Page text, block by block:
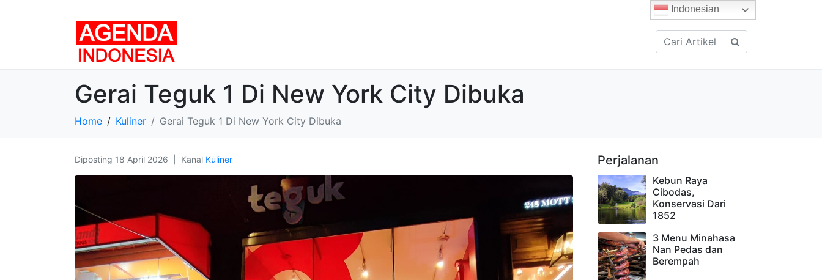
Gerai Teguk 1 Di New York City Dibuka
Home Kuliner Gerai Teguk 1 Di New York City Dibuka
Diposting 18 April 2026 Kanal Kuliner Perjalanan
Kebun Raya
Cibodas,
Konservasi Dari
1852
3 Menu Minahasa
Nan Pedas dan
Berempah
Indonesian